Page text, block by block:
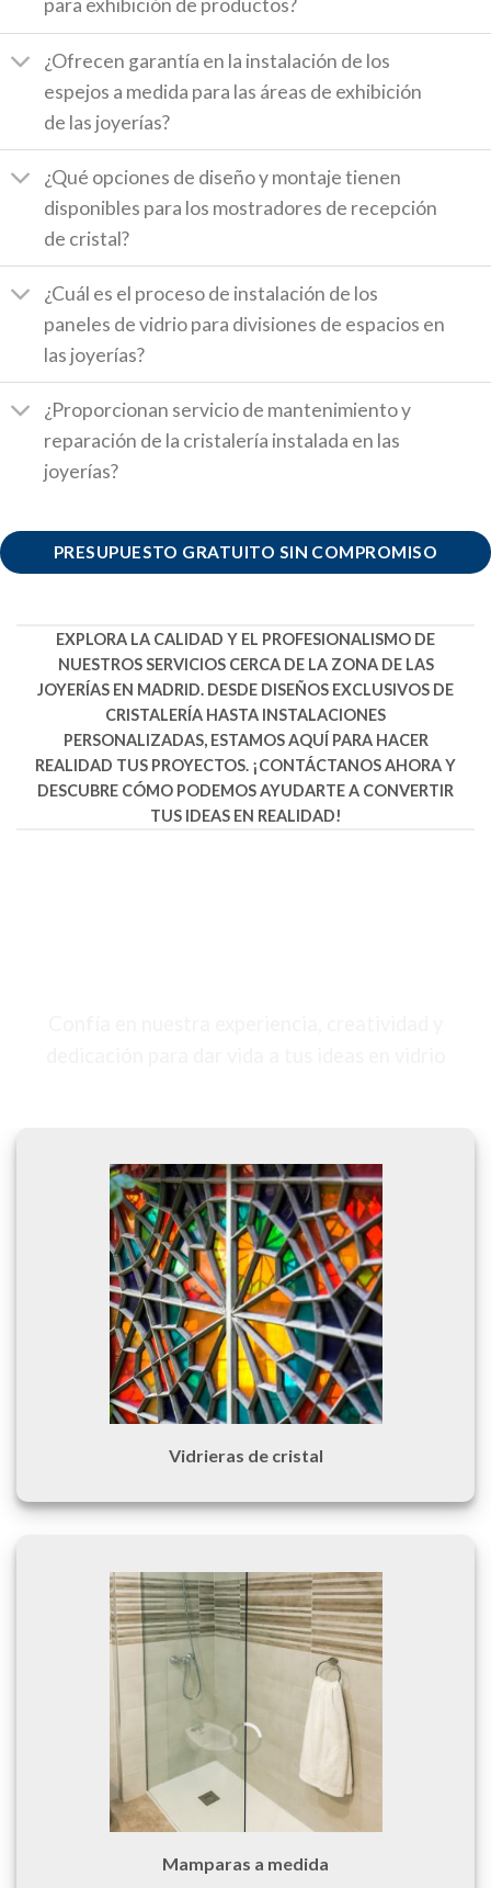
para exhibición de productos?
¿Ofrecen garantía en la instalación de los
espejos a medida para las áreas de exhibición
de las joyerías?
¿Qué opciones de diseño y montaje tienen
disponibles para los mostradores de recepción
de cristal?
¿Cuál es el proceso de instalación de los
paneles de vidrio para divisiones de espacios en
las joyerías?
¿Proporcionan servicio de mantenimiento y
reparación de la cristalería instalada en las
joyerías?
PRESUPUESTO GRATUITO SIN COMPROMISO
EXPLORA LA CALIDAD Y EL PROFESIONALISMO DE
NUESTROS SERVICIOS CERCA DE LA ZONA DE LAS
JOYERÍAS EN MADRID. DESDE DISEÑOS EXCLUSIVOS DE
CRISTALERÍA HASTA INSTALACIONES
PERSONALIZADAS, ESTAMOS AQUÍ PARA HACER
REALIDAD TUS PROYECTOS. ¡CONTÁCTANOS AHORA Y
DESCUBRE CÓMO PODEMOS AYUDARTE A CONVERTIR
TUS IDEAS EN REALIDAD!
Vidrieras de cristal
Mamparas a medida